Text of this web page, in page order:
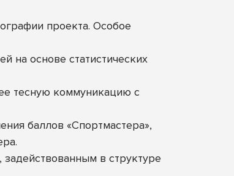
проекта. Особое
на основе статистических
тесную коммуникацию с
баллов «Спортмастера»,
в структуре